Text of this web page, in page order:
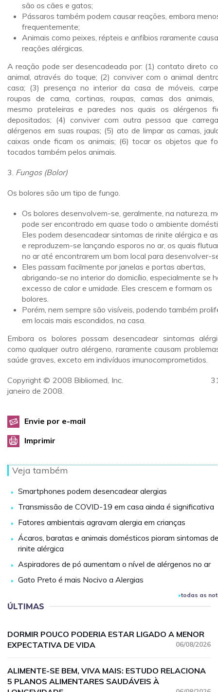
são os cães e gatos;
Pássaros também podem causar reações, embora
frequentemente;
Animais como peixes, répteis e anfíbios raramente
reações alérgicas.
A reação pode ser desencadeada por: (1) contato direto
animal, através do toque; (2) conviver com o animal
casa; (3) presença no interior da casa de móveis,
roupas de cama, cortinas, roupas, camas dos
mesmo prateleiras e paredes nos quais os alérgenos
depositados; (4) conviver com outra pessoa que
alérgenos em suas roupas; (5) ato de limpar as camas,
caixas onde ficam os animais; (6) tocar os objetos que
tocados também pelos animais.
3. Fungos (Bolor)
Os bolores são um tipo de fungo.
Os bolores desenvolvem-se, geralmente, na natureza,
pode ser encontrado em quase todo o ambiente
Eles podem desencadear sintomas de rinite alérgica e
e reproduzem-se lançando esporos no ar, os quais
no ar até encontrarem um bom local para desenvolver-
Eles passam facilmente por janelas e portas abertas,
abrigando-se no interior do domicílio, especialmente se
excesso de calor e umidade. Eles crescem e formam os
bolores.
Porém, nem sempre são visíveis, podendo também
em locais mais escondidos, na casa.
Embora os bolores possam desencadear sintomas
como qualquer outro alérgeno, raramente causam
saúde graves, exceto em indivíduos imunocomprometidos.
Copyright © 2008 Bibliomed, Inc. 31
janeiro de 2008.
Envie por e-mail
Imprimir
Veja também
Smartphones podem desencadear alergias
Transmissão de COVID-19 em casa ainda é significativa
Fatores ambientais agravam alergia em crianças
Ácaros, baratas e animais domésticos pioram sintomas
rinite alérgica
Aspiradores de pó aumentam o nível de alérgenos no ar
Gato Preto é mais Nocivo a Alergias
todas as
ÚLTIMAS
DORMIR POUCO PODERIA ESTAR LIGADO A MENOR
EXPECTATIVA DE VIDA
06/08/2026
ALIMENTE-SE BEM, VIVA MAIS: ESTUDO RELACIONA
5 PLANOS ALIMENTARES SAUDÁVEIS À